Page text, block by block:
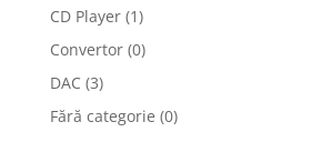
CD Player (1)
Convertor (0)
DAC (3)
Fără categorie (0)